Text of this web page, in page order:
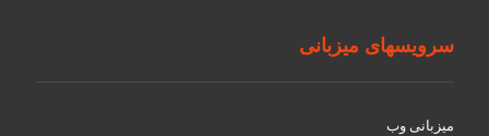
سرویسهای میزبانی
میزبانی وب